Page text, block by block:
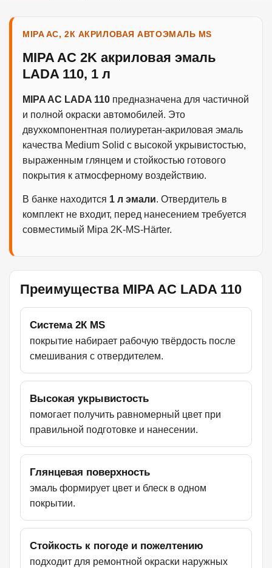
MIPA AC, 2К АКРИЛОВАЯ АВТОЭМАЛЬ MS
MIPA AC 2K акриловая эмаль
LADA 110, 1 л
MIPA AC LADA 110 предназначена для частичной
и полной окраски автомобилей. Это
двухкомпонентная полиуретан-акриловая эмаль
качества Medium Solid с высокой укрывистостью,
выраженным глянцем и стойкостью готового
покрытия к атмосферному воздействию.
В банке находится 1 л эмали. Отвердитель в
комплект не входит, перед нанесением требуется
совместимый Mipa 2K-MS-Härter.
Преимущества MIPA AC LADA 110
Система 2К MS
покрытие набирает рабочую твёрдость после
смешивания с отвердителем.
Высокая укрывистость
помогает получить равномерный цвет при
правильной подготовке и нанесении.
Глянцевая поверхность
эмаль формирует цвет и блеск в одном
покрытии.
Стойкость к погоде и пожелтению
подходит для ремонтной окраски наружных